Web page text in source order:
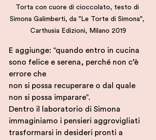
Torta con cuore di cioccolato, testo di
Simona Galimberti, da "Le Torte di Simona",
Carthusia Edizioni, Milano 2019
E aggiunge: “quando entro in cucina
sono felice e serena, perché non c’è
errore che
non si possa recuperare o dal quale
non si possa imparare”.
Dentro il laboratorio di Simona
immaginiamo i pensieri aggrovigliati
trasformarsi in desideri pronti a